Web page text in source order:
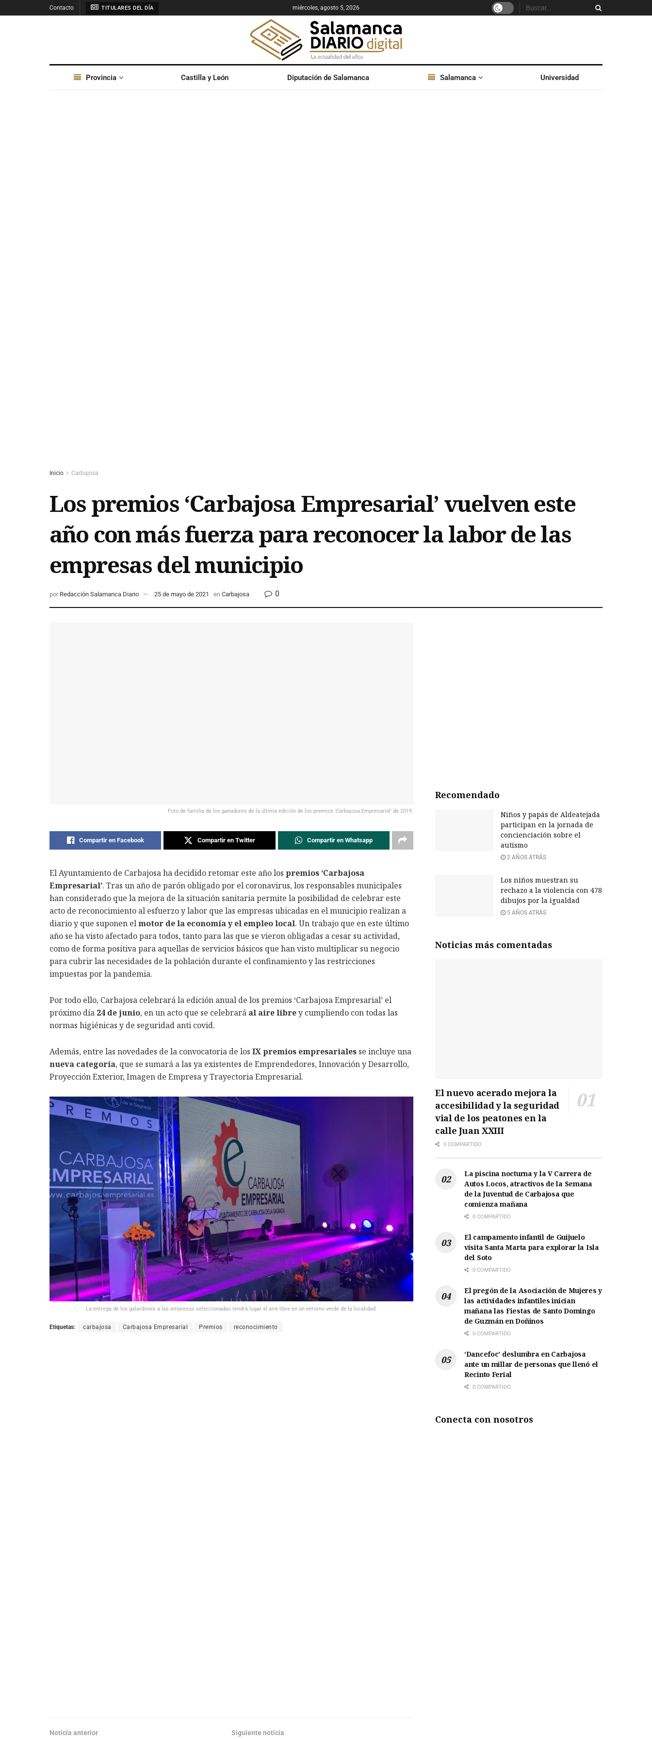
Contacto TITULARES DEL DÍA miércoles, agosto 5, 2026
Provincia Castilla y León Diputación de Salamanca Salamanca Universidad
Inicio Carbajosa
Los premios ‘Carbajosa Empresarial’ vuelven este
año con más fuerza para reconocer la labor de las
empresas del municipio
por Redacción Salamanca Diario 25 de mayo de 2021 en Carbajosa 0
Foto de familia de los ganadores de la última edición de los premios 'Carbajosa Empresarial' de 2019.
Compartir en Facebook Compartir en Twitter Compartir en Whatsapp
El Ayuntamiento de Carbajosa ha decidido retomar este año los premios ‘Carbajosa
Empresarial’. Tras un año de parón obligado por el coronavirus, los responsables municipales
han considerado que la mejora de la situación sanitaria permite la posibilidad de celebrar este
acto de reconocimiento al esfuerzo y labor que las empresas ubicadas en el municipio realizan a
diario y que suponen elmotor de la economía y el empleo local. Un trabajo que en este último
año se ha visto afectado para todos, tanto para las que se vieron obligadas a cesar su actividad,
como de forma positiva para aquellas de servicios básicos que han visto multiplicar su negocio
para cubrir las necesidades de la población durante el confinamiento y las restricciones
impuestas por la pandemia.
Por todo ello, Carbajosa celebrará la edición anual de los premios ‘Carbajosa Empresarial’ el
próximo día 24 de junio, en un acto que se celebrará al aire librey cumpliendo con todas las
normas higiénicas y de seguridad anti covid.
Además, entre las novedades de la convocatoria de los IX premios empresariales se incluye una
nueva categoría, que se sumará a las ya existentes de Emprendedores, Innovación y Desarrollo,
Proyección Exterior, Imagen de Empresa y Trayectoria Empresarial.
La entrega de los galardones a las empresas seleccionadas tendrá lugar al aire libre en un entorno verde de la localidad.
Etiquetas: carbajosa Carbajosa Empresarial Premios reconocimiento
Noticia anterior Siguiente noticia
Recomendado
Niños y papás de Aldeatejada
participan en la jornada de
concienciación sobre el
autismo
2 AÑOS ATRÁS
Los niños muestran su
rechazo a la violencia con 478
dibujos por la igualdad
5 AÑOS ATRÁS
Noticias más comentadas
El nuevo acerado mejora la
accesibilidad y la seguridad
vial de los peatones en la
calle Juan XXIII
0 COMPARTIDO
La piscina nocturna y la V Carrera de
Autos Locos, atractivos de la Semana
de la Juventud de Carbajosa que
comienza mañana
0 COMPARTIDO
El campamento infantil de Guijuelo
visita Santa Marta para explorar la Isla
del Soto
0 COMPARTIDO
El pregón de la Asociación de Mujeres y
las actividades infantiles inician
mañana las Fiestas de Santo Domingo
de Guzmán en Doñinos
0 COMPARTIDO
‘Dancefoc’ deslumbra en Carbajosa
ante un millar de personas que llenó el
Recinto Ferial
0 COMPARTIDO
Conecta con nosotros